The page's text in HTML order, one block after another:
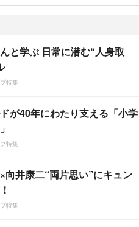
と学ぶ 日常に潜む“人身取
特集
が40年にわたり支える「小学
特集
向井康二“両片思い”にキュン
特集